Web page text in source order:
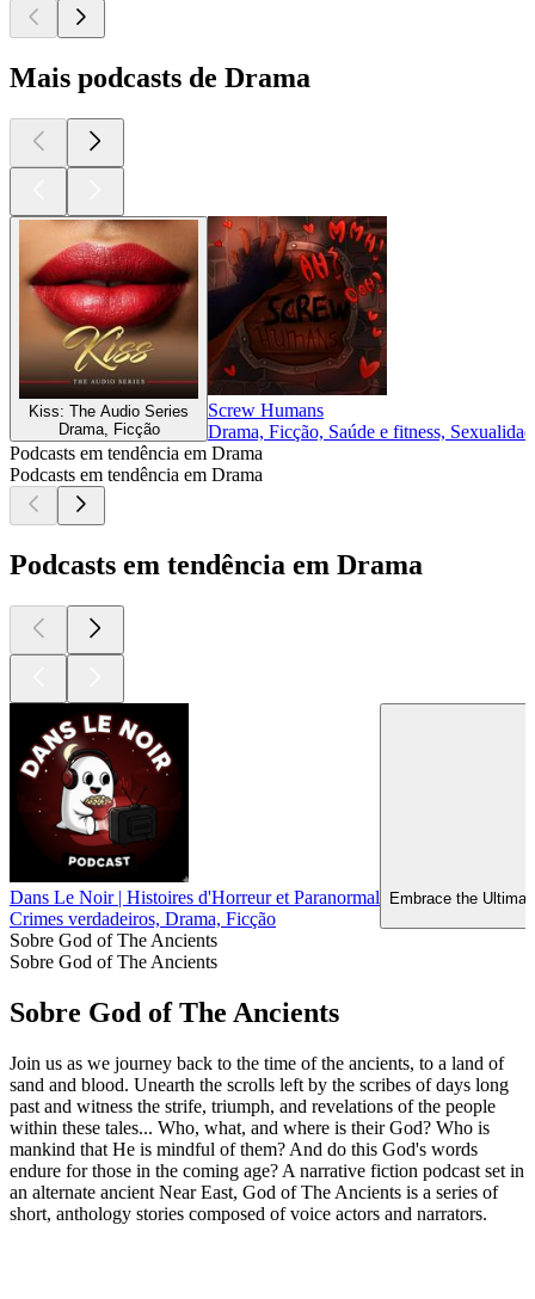
Mais podcasts de Drama
Kiss: The Audio Series
Drama, Ficção
Screw Humans
Drama, Ficção, Saúde e fitness,
Podcasts em tendência em Drama
Podcasts em tendência em Drama
Podcasts em tendência em Drama
Dans Le Noir | Histoires d'Horreur et Paranormal
Crimes verdadeiros, Drama, Ficção
Embrace the
Sobre God of The Ancients
Sobre God of The Ancients
Sobre God of The Ancients
Join us as we journey back to the time of the ancients, to a land of
sand and blood. Unearth the scrolls left by the scribes of days long
past and witness the strife, triumph, and revelations of the people
within these tales... Who, what, and where is their God? Who is
mankind that He is mindful of them? And do this God's words
endure for those in the coming age? A narrative fiction podcast set in
an alternate ancient Near East, God of The Ancients is a series of
short, anthology stories composed of voice actors and narrators.